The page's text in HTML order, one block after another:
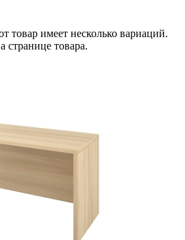
товар имеет несколько вариаций.
товара.